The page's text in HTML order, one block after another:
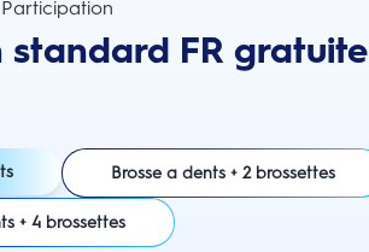
standard FR gratuite
Brosse a dents + 2 brossettes
+ 4 brossettes